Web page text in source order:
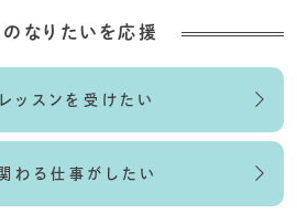
のなりたいを応援
ッスンを受けたい
わる仕事がしたい